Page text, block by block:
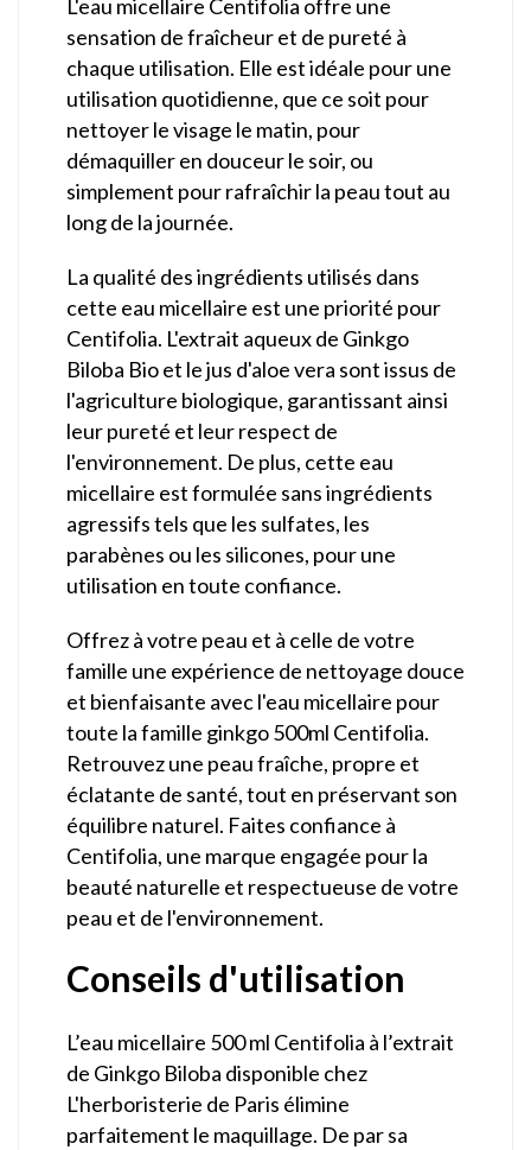
L'eau micellaire Centifolia offre une
sensation de fraîcheur et de pureté à
chaque utilisation. Elle est idéale pour une
utilisation quotidienne, que ce soit pour
nettoyer le visage le matin, pour
démaquiller en douceur le soir, ou
simplement pour rafraîchir la peau tout au
long de la journée.
La qualité des ingrédients utilisés dans
cette eau micellaire est une priorité pour
Centifolia. L'extrait aqueux de Ginkgo
Biloba Bio et le jus d'aloe vera sont issus de
l'agriculture biologique, garantissant ainsi
leur pureté et leur respect de
l'environnement. De plus, cette eau
micellaire est formulée sans ingrédients
agressifs tels que les sulfates, les
parabènes ou les silicones, pour une
utilisation en toute confiance.
Offrez à votre peau et à celle de votre
famille une expérience de nettoyage douce
et bienfaisante avec l'eau micellaire pour
toute la famille ginkgo 500ml Centifolia.
Retrouvez une peau fraîche, propre et
éclatante de santé, tout en préservant son
équilibre naturel. Faites confiance à
Centifolia, une marque engagée pour la
beauté naturelle et respectueuse de votre
peau et de l'environnement.
Conseils d'utilisation
L’eau micellaire 500 ml Centifolia à l’extrait
de Ginkgo Biloba disponible chez
L'herboristerie de Paris élimine
parfaitement le maquillage. De par sa